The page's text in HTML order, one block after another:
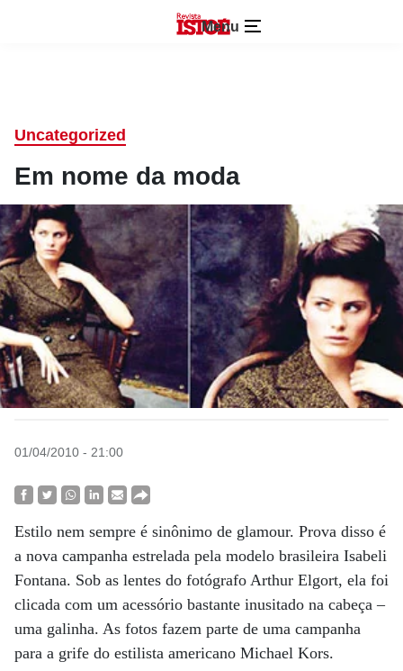
Menu
Uncategorized
Em nome da moda
01/04/2010 - 21:00
Estilo nem sempre é sinônimo de glamour. Prova disso é
a nova campanha estrelada pela modelo brasileira Isabeli
Fontana. Sob as lentes do fotógrafo Arthur Elgort, ela foi
clicada com um acessório bastante inusitado na cabeça –
uma galinha. As fotos fazem parte de uma campanha
para a grife do estilista americano Michael Kors.